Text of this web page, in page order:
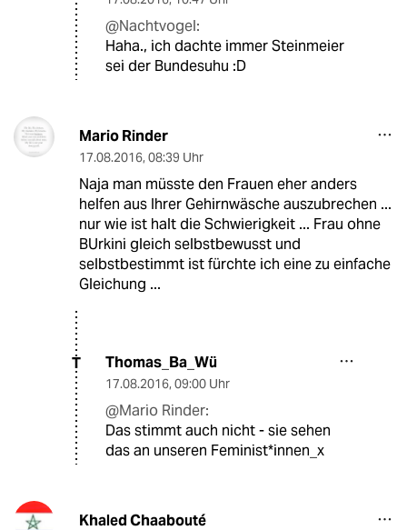
@Nachtvogel:
Haha., ich dachte immer Steinmeier
sei der Bundesuhu :D
Mario Rinder
17.08.2016, 08:39 Uhr
Naja man müsste den Frauen eher anders
helfen aus Ihrer Gehirnwäsche auszubrechen ...
nur wie ist halt die Schwierigkeit ... Frau ohne
BUrkini gleich selbstbewusst und
selbstbestimmt ist fürchte ich eine zu einfache
Gleichung ...
T Thomas_Ba_Wü
17.08.2016, 09:00 Uhr
@Mario Rinder:
Das stimmt auch nicht - sie sehen
das an unseren Feminist*innen_x
Khaled Chaabouté